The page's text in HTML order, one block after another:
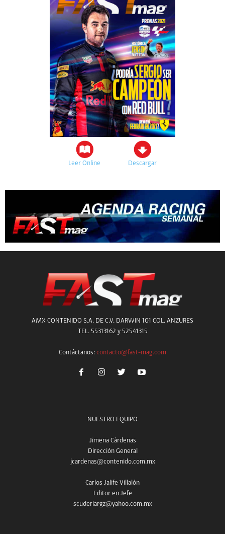
Leer Online Descargar
AMX CONTENIDO S.A. DE C.V. DARWIN 101 COL. ANZURES
TEL. 55313162 y 52541315
Contáctanos: contacto@fast-mag.com
NUESTRO EQUIPO
Jimena Cárdenas
Dirección General
jcardenas@contenido.com.mx
Carlos Jalife Villalón
Editor en Jefe
scuderiargz@yahoo.com.mx